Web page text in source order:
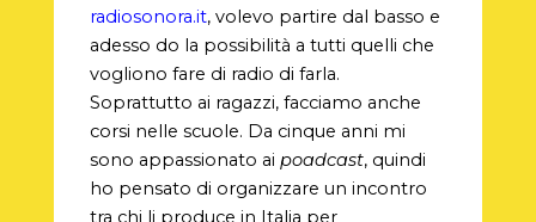
radiosonora.it, volevo partire dal basso e
adesso do la possibilità a tutti quelli che
vogliono fare di radio di farla.
Soprattutto ai ragazzi, facciamo anche
corsi nelle scuole. Da cinque anni mi
sono appassionato ai poadcast, quindi
ho pensato di organizzare un incontro
tra chi li produce in Italia per